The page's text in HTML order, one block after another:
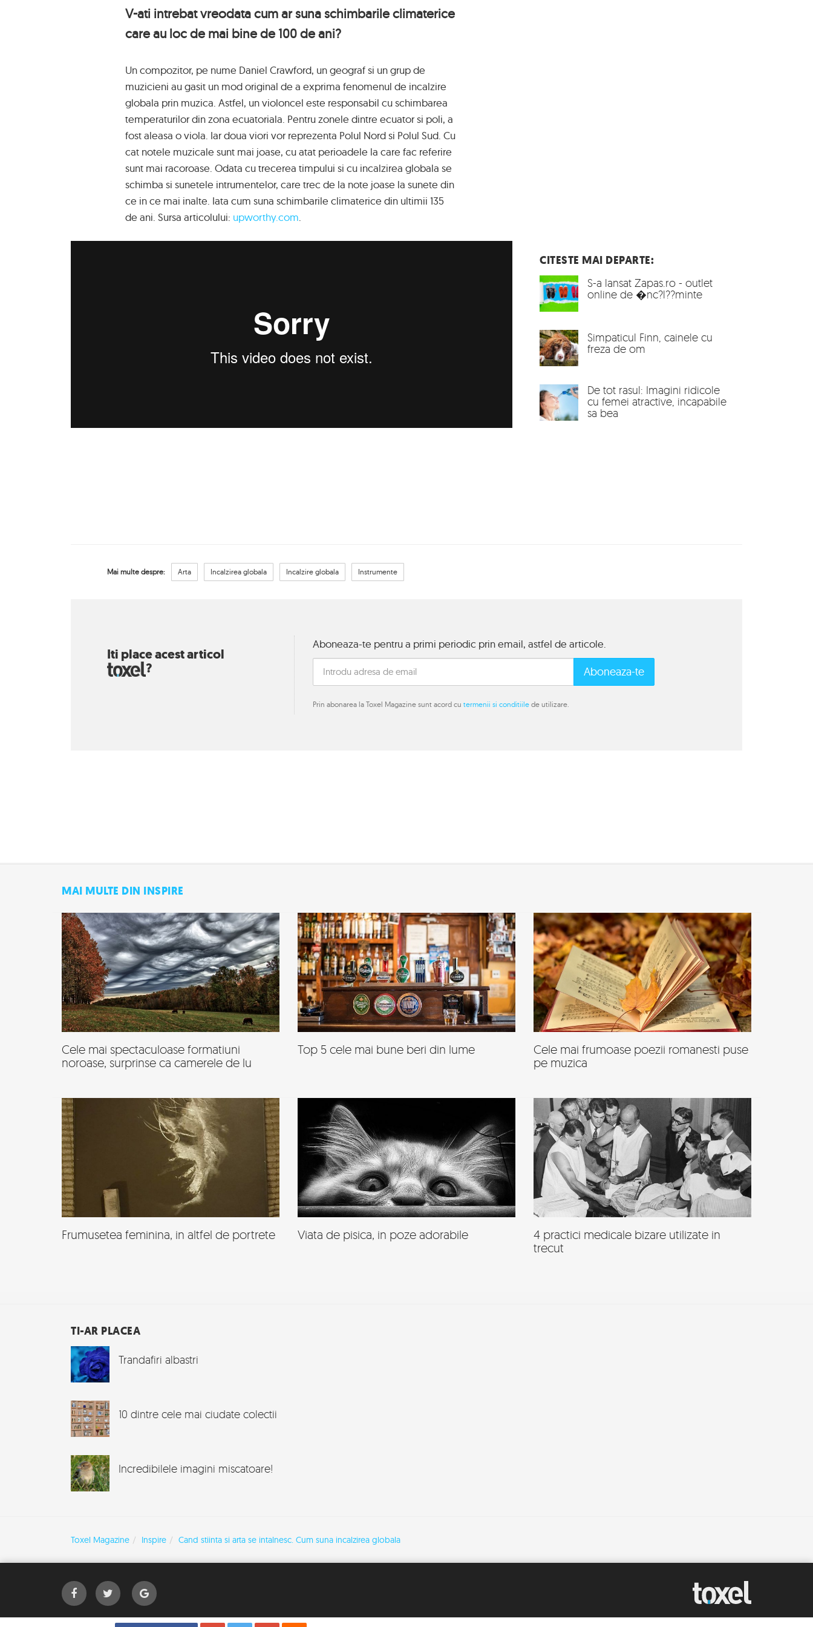
V-ati intrebat vreodata cum ar suna schimbarile climaterice
care au loc de mai bine de 100 de ani?
Un compozitor, pe nume Daniel Crawford, un geograf si un grup de
muzicieni au gasit un mod original de a exprima fenomenul de incalzire
globala prin muzica. Astfel, un violoncel este responsabil cu schimbarea
temperaturilor din zona ecuatoriala. Pentru zonele dintre ecuator si poli, a
fost aleasa o viola. Iar doua viori vor reprezenta Polul Nord si Polul Sud. Cu
cat notele muzicale sunt mai joase, cu atat perioadele la care fac referire
sunt mai racoroase. Odata cu trecerea timpului si cu incalzirea globala se
schimba si sunetele intrumentelor, care trec de la note joase la sunete din
ce in ce mai inalte. Iata cum suna schimbarile climaterice din ultimii 135
de ani. Sursa articolului: upworthy.com
CITESTE MAI DEPARTE:
S-a lansat Zapas.ro - outlet
online de �nc?l??minte
Simpaticul Finn, cainele cu
freza de om
De tot rasul: Imagini ridicole
cu femei atractive, incapabile
sa bea
Mai multe despre: Arta Incalzirea globala Incalzire globala Instrumente
Iti place acest articol
?
Aboneaza-te pentru a primi periodic prin email, astfel de articole.
Aboneaza-te
Prin abonarea la Toxel Magazine sunt acord cu termenii si conditiile de utilizare.
MAI MULTE DIN INSPIRE
Cele mai spectaculoase formatiuni
noroase, surprinse ca camerele de lu
Top 5 cele mai bune beri din lume
Cele mai frumoase poezii romanesti puse
pe muzica
Frumusetea feminina, in altfel de portrete Viata de pisica, in poze adorabile
4 practici medicale bizare utilizate in
trecut
TI-AR PLACEA
Trandafiri albastri
10 dintre cele mai ciudate colectii
Incredibilele imagini miscatoare!
Toxel Magazine Inspire Cand stiinta si arta se intalnesc. Cum suna incalzirea globala